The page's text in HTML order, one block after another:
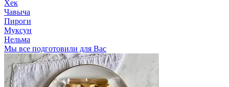
Хек
Чавыча
Пироги
Муксун
Нельма
Мы все подготовили для Вас